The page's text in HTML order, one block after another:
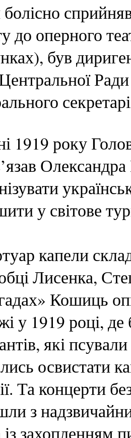
до оперного
був
1919 року
у світове
капели
Лисенка,
Кошиць
у 1919 році,
які
освистати
Та концерти
з
із захопленням